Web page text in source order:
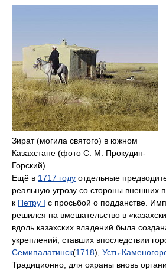
Зират (могила святого) в южном
Казахстане (фото С. М. Прокудин-
Горский)
Ещё в 1717 году отдельные
реальную угрозу со стороны внешних
к Петру I с просьбой о подданстве.
решился на вмешательство в
вдоль казахских владений была
укреплений, ставших впоследствии
Семипалатинск(1718), Усть-
Традиционно, для охраны вновь